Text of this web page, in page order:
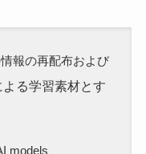
報の再配布および
よる学習素材とす
models